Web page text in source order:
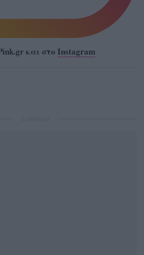
και στο Instagram